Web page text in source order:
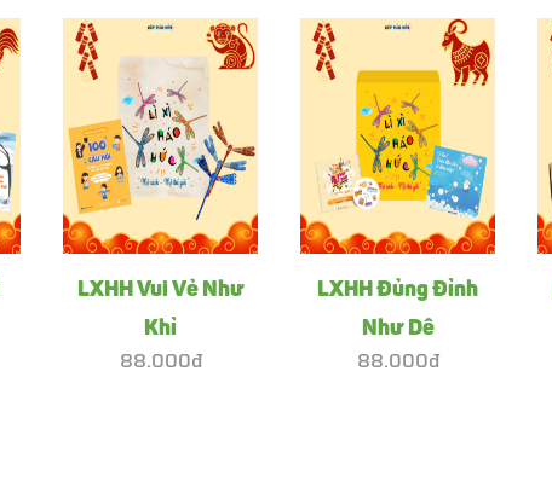
LXHH Vui Vẻ Như
Khỉ
88.000đ
LXHH Đủng Đỉnh
Như Dê
88.000đ